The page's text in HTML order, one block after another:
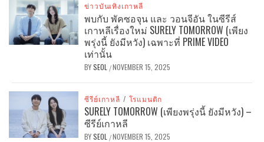
ข่าวบันเทิงเกาหลี
พบกับ พัคซอจุน และ วอนจีอัน ในซีรีส์
เกาหลีเรื่องใหม่ SURELY TOMORROW (เพียง
พรุ่งนี้ ยังมีหวัง) เฉพาะที่ PRIME VIDEO
เท่านั้น
BYSEOL /NOVEMBER 15, 2025
ซีรีย์เกาหลี / โรแมนติก
SURELY TOMORROW (เพียงพรุ่งนี้ ยังมีหวัง) –
ซีรีย์เกาหลี
BYSEOL /NOVEMBER 15, 2025